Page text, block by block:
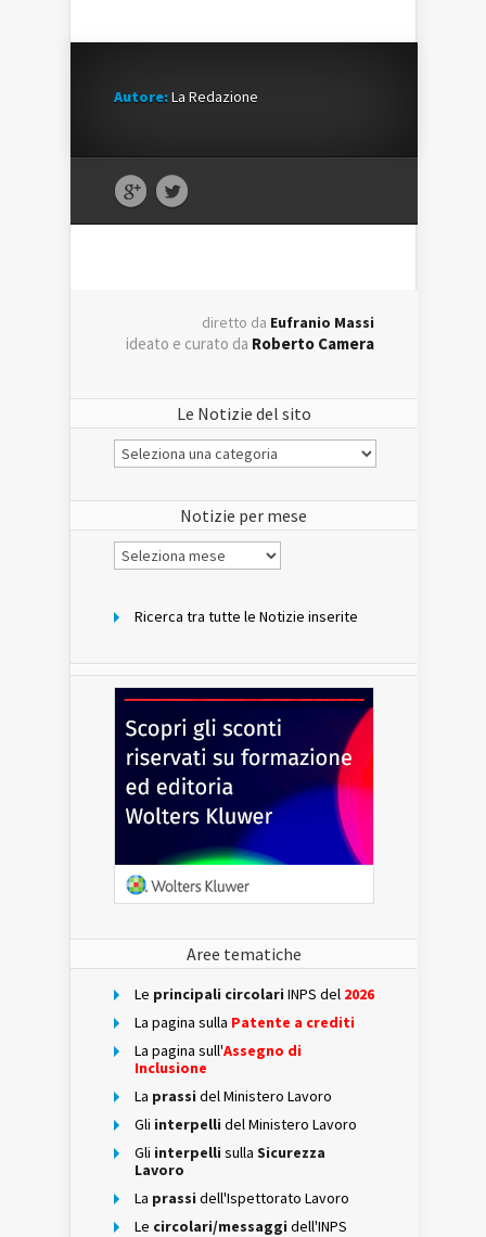
Autore:La Redazione
diretto da Eufranio Massi
ideato e curato da Roberto Camera
Le Notizie del sito
Le
Notizie
Notizie per mese
Notizie
per
Ricerca tra tutte le Notizie inserite
Aree tematiche
Le principali circolari INPS del 2026
La pagina sulla Patente a crediti
La pagina sull'Assegno di
Inclusione
La prassi del Ministero Lavoro
Gli interpelli del Ministero Lavoro
Gli interpelli sulla Sicurezza
Lavoro
La prassi dell'Ispettorato Lavoro
Le circolari/messaggi dell'INPS